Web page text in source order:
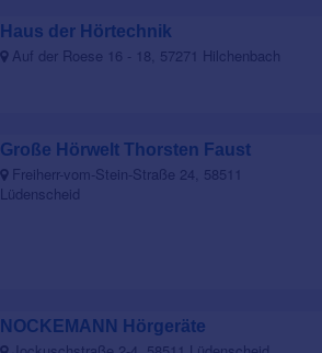
Haus der Hörtechnik
Auf der Roese 16 - 18, 57271 Hilchenbach
Große Hörwelt Thorsten Faust
Freiherr-vom-Stein-Straße 24, 58511
Lüdenscheid
NOCKEMANN Hörgeräte